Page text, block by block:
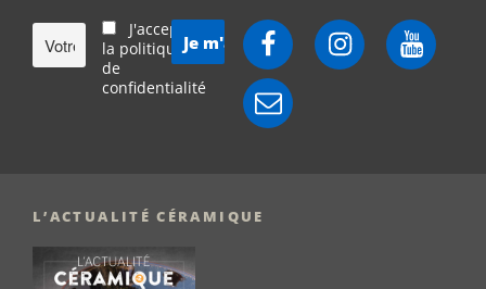
J'accepte
la politique
de
confidentialité
FacebookInstagramYouTube
E-
mail
L’ACTUALITÉ CÉRAMIQUE